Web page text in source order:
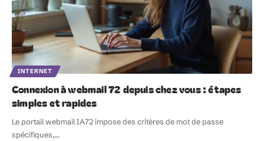
INTERNET
Connexion à webmail 72 depuis chez vous : étapes
simples et rapides
Le portail webmail IA72 impose des critères de mot de passe
spécifiques,…